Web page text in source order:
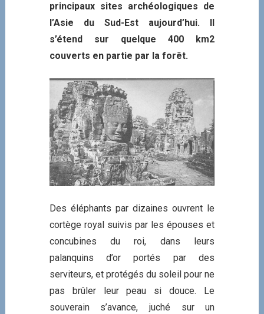
principaux sites archéologiques de
l’Asie du Sud-Est aujourd’hui. Il
s’étend sur quelque 400 km2
couverts en partie par la forêt.
Des éléphants par dizaines ouvrent le
cortège royal suivis par les épouses et
concubines du roi, dans leurs
palanquins d’or portés par des
serviteurs, et protégés du soleil pour ne
pas brûler leur peau si douce. Le
souverain s’avance, juché sur un